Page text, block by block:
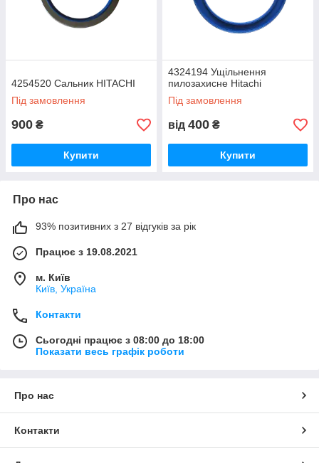
4254520 Сальник HITACHI
Під замовлення
900 ₴
Купити
4324194 Ущільнення
пилозахисне Hitachi
Під замовлення
від 400 ₴
Купити
Про нас
93% позитивних з 27 відгуків за рік
Працює з 19.08.2021
м. Київ
Київ, Україна
Контакти
Сьогодні працює з 08:00 до 18:00
Показати весь графік роботи
Про нас
Контакти